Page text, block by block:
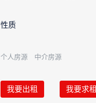
性质
个人房源 中介房源
我要出租 我要求租